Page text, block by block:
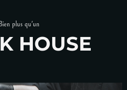
plus qu'un
HOUSE